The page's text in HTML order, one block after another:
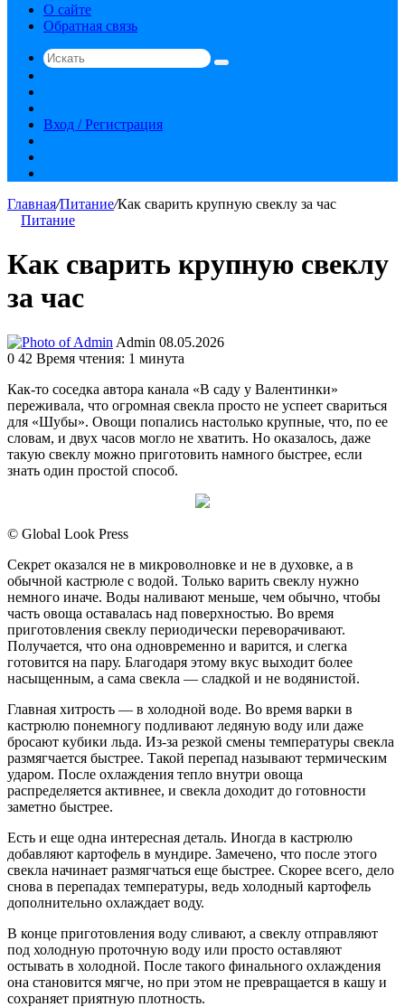
О сайте
Обратная связь
Искать
статья
Вход / Регистрация
Главная/Питание/Как сварить крупную свеклу за час
Питание
Как сварить крупную свеклу
за час
Admin Send
an
08.05.2026
0 42 Время чтения: 1 минута
Как-то соседка автора канала «В саду у Валентинки»
переживала, что огромная свекла просто не успеет свариться
для «Шубы». Овощи попались настолько крупные, что, по ее
словам, и двух часов могло не хватить. Но оказалось, даже
такую свеклу можно приготовить намного быстрее, если
знать один простой способ.
© Global Look Press
Секрет оказался не в микроволновке и не в духовке, а в
обычной кастрюле с водой. Только варить свеклу нужно
немного иначе. Воды наливают меньше, чем обычно, чтобы
часть овоща оставалась над поверхностью. Во время
приготовления свеклу периодически переворачивают.
Получается, что она одновременно и варится, и слегка
готовится на пару. Благодаря этому вкус выходит более
насыщенным, а сама свекла — сладкой и не водянистой.
Главная хитрость — в холодной воде. Во время варки в
кастрюлю понемногу подливают ледяную воду или даже
бросают кубики льда. Из-за резкой смены температуры свекла
размягчается быстрее. Такой перепад называют термическим
ударом. После охлаждения тепло внутри овоща
распределяется активнее, и свекла доходит до готовности
заметно быстрее.
Есть и еще одна интересная деталь. Иногда в кастрюлю
добавляют картофель в мундире. Замечено, что после этого
свекла начинает размягчаться еще быстрее. Скорее всего, дело
снова в перепадах температуры, ведь холодный картофель
дополнительно охлаждает воду.
В конце приготовления воду сливают, а свеклу отправляют
под холодную проточную воду или просто оставляют
остывать в холодной. После такого финального охлаждения
она становится мягче, но при этом не превращается в кашу и
сохраняет приятную плотность.